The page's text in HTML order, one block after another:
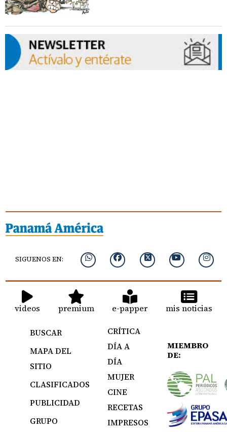
SIGUENOS EN:
videos premium e-papper mis noticias
BUSCAR
MAPA DEL
SITIO
CLASIFICADOS
PUBLICIDAD
GRUPO
CRÍTICA
DÍA A
DÍA
MUJER
CINE
RECETAS
IMPRESOS
MIEMBRO
DE: